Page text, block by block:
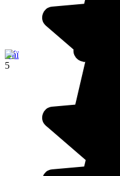
Váï
5